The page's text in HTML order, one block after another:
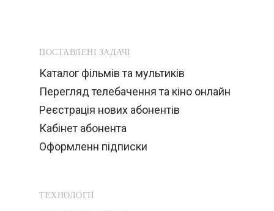
ПОСТАВЛЕНІ ЗАДАЧІ
Каталог фільмів та мультиків
Перегляд телебачення та кіно онлайн
Реєстрація нових абонентів
Кабінет абонента
Оформленн підписки
ТЕХНОЛОГІЇ